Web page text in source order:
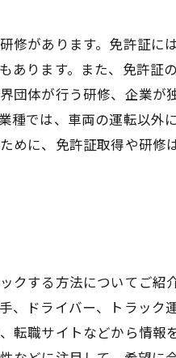
修があります。免許証
あります。また、免許
団体が行う研修、企業
種では、車両の運転以
めに、免許証取得や研
クする方法についてご
、ドライバー、トラッ
転職サイトなどから情